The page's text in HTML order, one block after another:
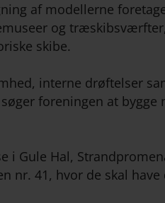
af modellerne
og
skibe.
interne drøftelser
foreningen at
i Gule Hal,
nr. 41, hvor de skal